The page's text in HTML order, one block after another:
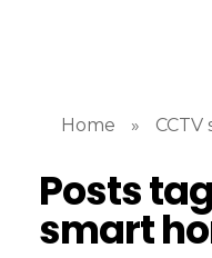
Home »
Posts
smart